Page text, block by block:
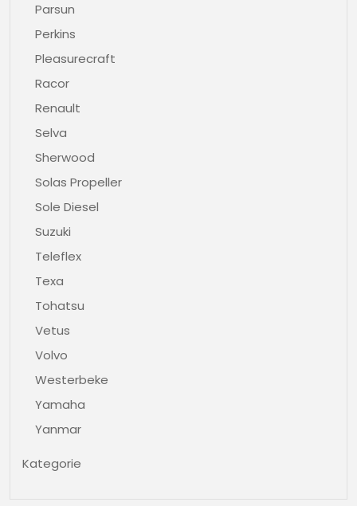
Parsun
Perkins
Pleasurecraft
Racor
Renault
Selva
Sherwood
Solas Propeller
Sole Diesel
Suzuki
Teleflex
Texa
Tohatsu
Vetus
Volvo
Westerbeke
Yamaha
Yanmar
Kategorie